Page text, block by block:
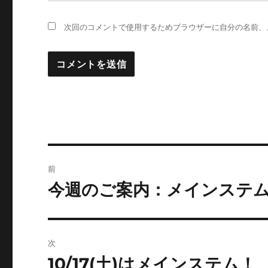
次回のコメントで使用するためブラウザーに自分の名前
稿
ゲ
前
前
投
稿:
今週のご案内：メインステ
次
次
10/17(土)はメインステム！